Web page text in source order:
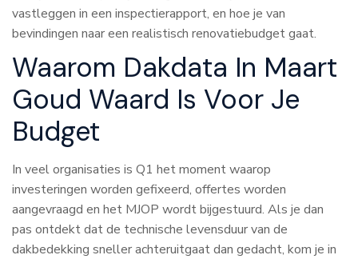
vastleggen in een inspectierapport, en hoe je van
bevindingen naar een realistisch renovatiebudget gaat.
Waarom Dakdata In Maart
Goud Waard Is Voor Je
Budget
In veel organisaties is Q1 het moment waarop
investeringen worden gefixeerd, offertes worden
aangevraagd en het MJOP wordt bijgestuurd. Als je dan
pas ontdekt dat de technische levensduur van de
dakbedekking sneller achteruitgaat dan gedacht, kom je in